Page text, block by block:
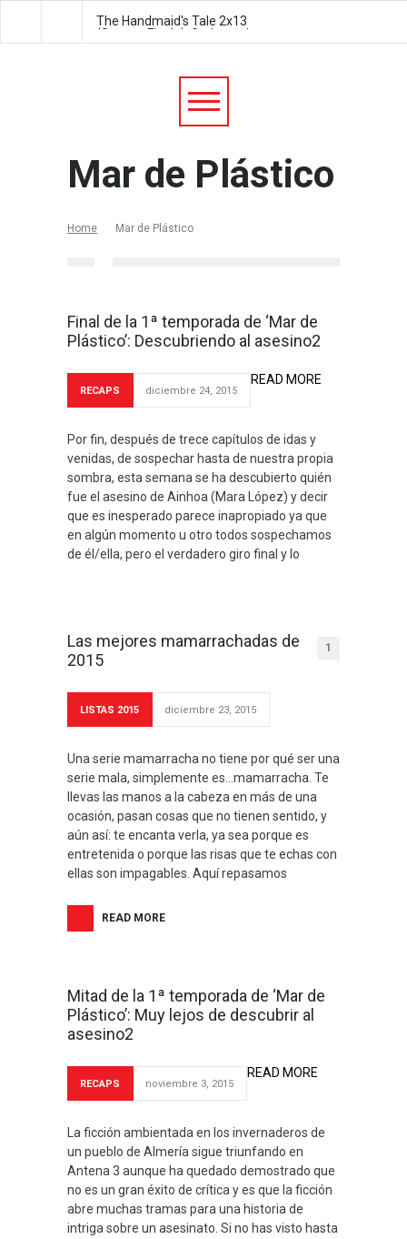
The Handmaid's Tale 2x13
(Season Finale): Godspeed
Mar de Plástico
Home Mar de Plástico
Final de la 1ª temporada de ‘Mar de
Plástico’: Descubriendo al asesino2
RECAPS diciembre 24, 2015
Por fin, después de trece capítulos de idas y
venidas, de sospechar hasta de nuestra propia
sombra, esta semana se ha descubierto quién
fue el asesino de Ainhoa (Mara López) y decir
que es inesperado parece inapropiado ya que
en algún momento u otro todos sospechamos
de él/ella, pero el verdadero giro final y lo
READ MORE
Las mejores mamarrachadas de
2015
1
LISTAS 2015 diciembre 23, 2015
Una serie mamarracha no tiene por qué ser una
serie mala, simplemente es…mamarracha. Te
llevas las manos a la cabeza en más de una
ocasión, pasan cosas que no tienen sentido, y
aún así: te encanta verla, ya sea porque es
entretenida o porque las risas que te echas con
ellas son impagables. Aquí repasamos
READ MORE
Mitad de la 1ª temporada de ‘Mar de
Plástico’: Muy lejos de descubrir al
asesino2
RECAPS noviembre 3, 2015
La ficción ambientada en los invernaderos de
un pueblo de Almería sigue triunfando en
Antena 3 aunque ha quedado demostrado que
no es un gran éxito de crítica y es que la ficción
abre muchas tramas para una historia de
intriga sobre un asesinato. Si no has visto hasta
READ MORE